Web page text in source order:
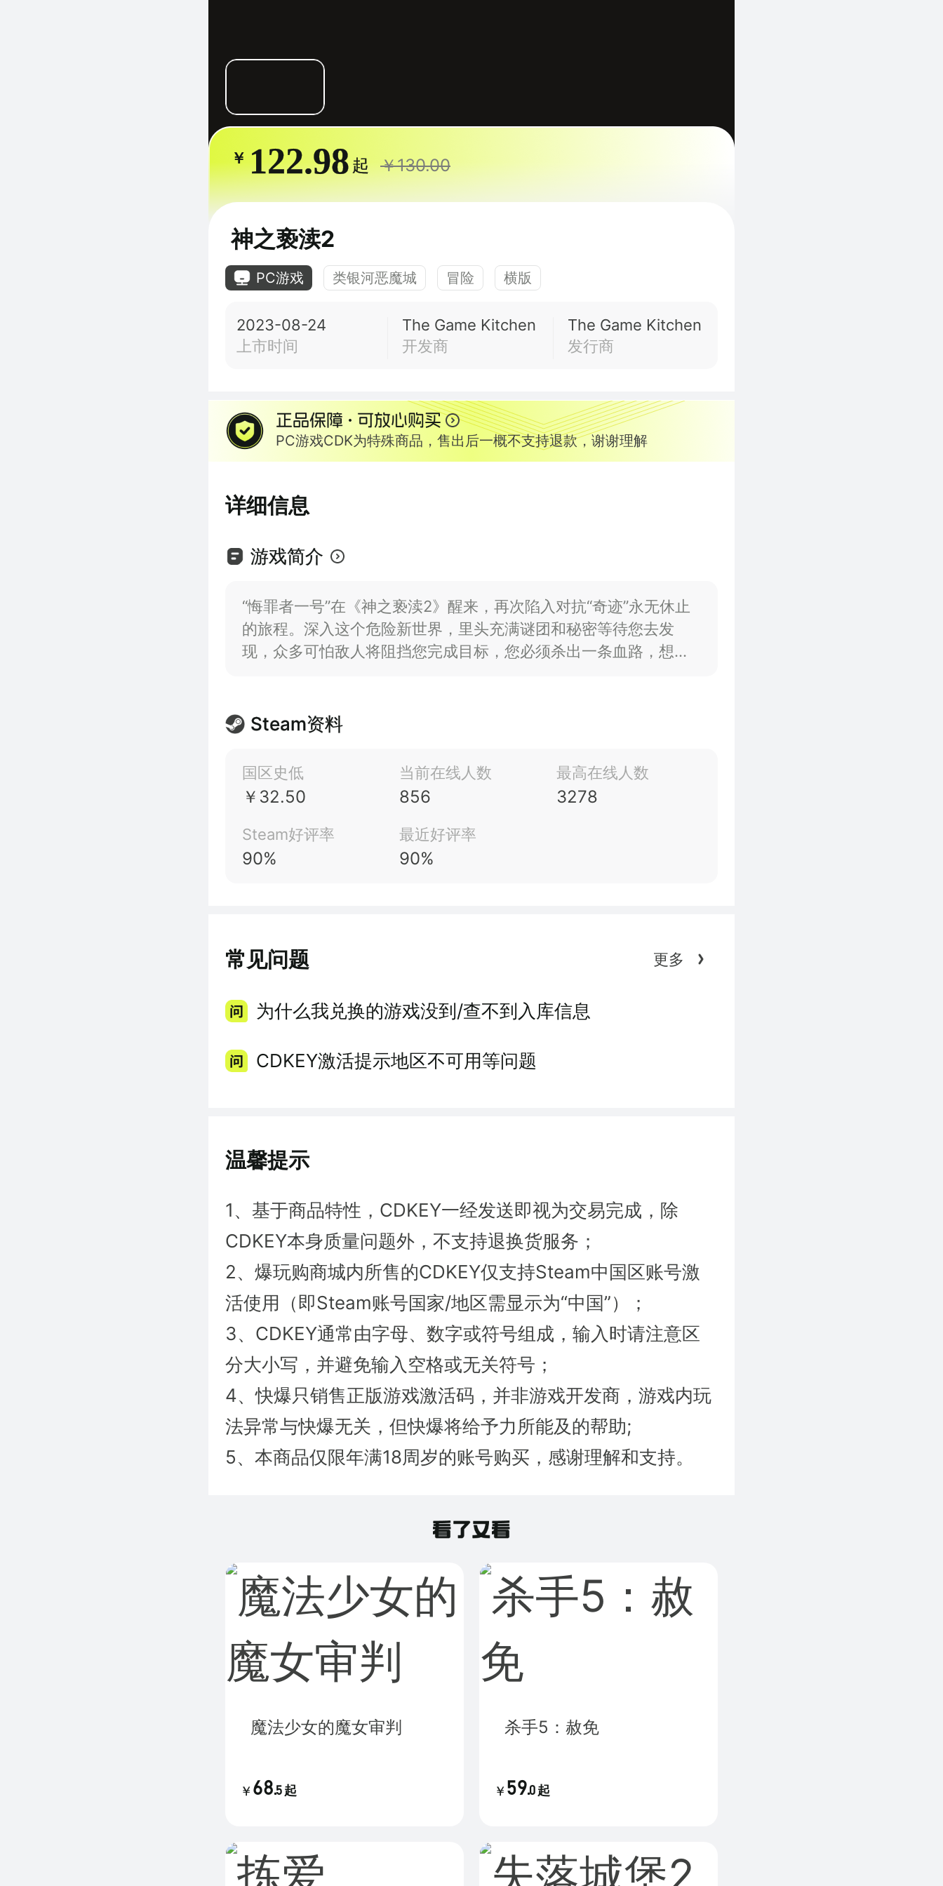
￥ 122.98 起 ￥130.00
神之亵渎2
PC游戏 类银河恶魔城 冒险 横版
2023-08-24
上市时间
The Game Kitchen
开发商
The Game Kitchen
发行商
PC游戏CDK为特殊商品，售出后一概不支持退款，谢谢理解
详细信息
游戏简介
“悔罪者一号”在《神之亵渎2》醒来，再次陷入对抗“奇迹”永无休止
的旅程。深入这个危险新世界，里头充满谜团和秘密等待您去发
现，众多可怕敌人将阻挡您完成目标，您必须杀出一条血路，想办
Steam资料
国区史低
￥32.50
当前在线人数
856
最高在线人数
3278
Steam好评率
90%
最近好评率
90%
常见问题 更多
为什么我兑换的游戏没到/查不到入库信息
CDKEY激活提示地区不可用等问题
温馨提示
1、基于商品特性，CDKEY一经发送即视为交易完成，除
CDKEY本身质量问题外，不支持退换货服务；
2、爆玩购商城内所售的CDKEY仅支持Steam中国区账号激
活使用（即Steam账号国家/地区需显示为“中国”）；
3、CDKEY通常由字母、数字或符号组成，输入时请注意区
分大小写，并避免输入空格或无关符号；
4、快爆只销售正版游戏激活码，并非游戏开发商，游戏内玩
法异常与快爆无关，但快爆将给予力所能及的帮助;
5、本商品仅限年满18周岁的账号购买，感谢理解和支持。
魔法少女的魔女审判
￥ 68.5 起
杀手5：赦免
￥ 59.0 起